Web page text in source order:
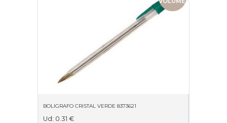
BOLIGRAFO CRISTAL VERDE 8373621
Ud: 0.31 €